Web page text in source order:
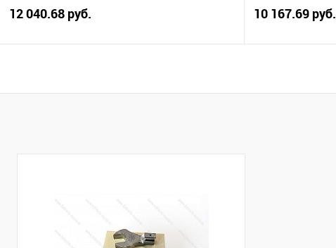
12 040.68 руб. 10 167.69 руб.